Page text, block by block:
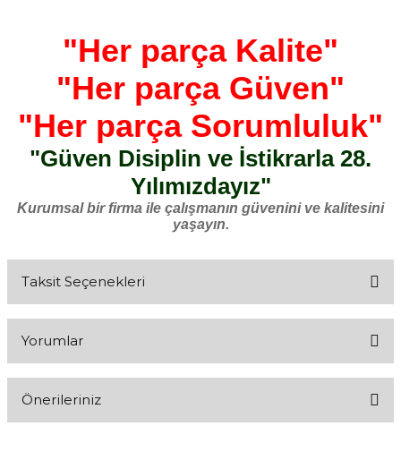
"Her parça Kalite"
"Her parça Güven"
"Her parça Sorumluluk"
"Güven Disiplin ve İstikrarla 28.
Yılımızdayız"
Kurumsal bir firma ile çalışmanın güvenini ve kalitesini
yaşayın.
Taksit Seçenekleri
Yorumlar
Önerileriniz